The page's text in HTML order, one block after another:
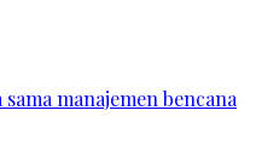
manajemen bencana